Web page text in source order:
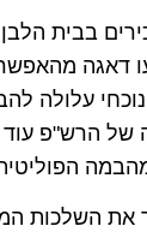
בבית
דאגה
עלולה
הרש"פ עוד
השלכות